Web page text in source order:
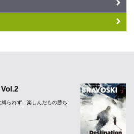
られず、楽しんだもの勝ち